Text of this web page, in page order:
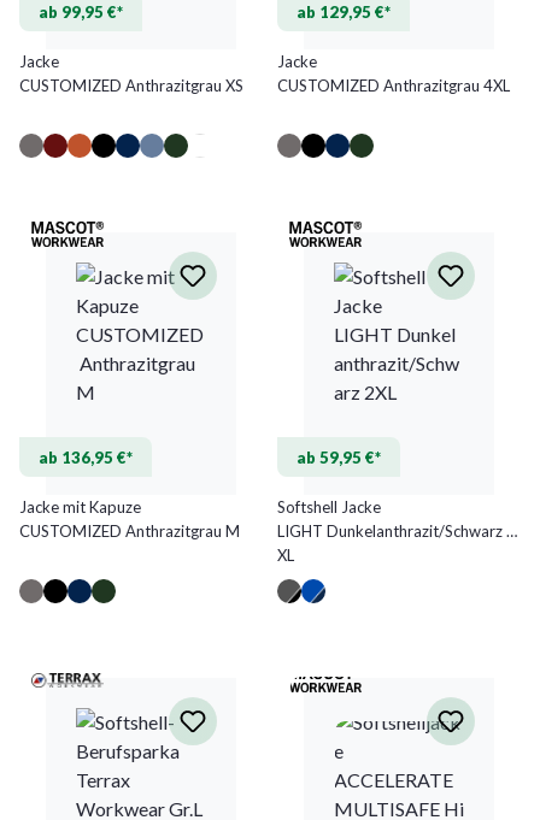
ab 99,95 €*
Jacke
CUSTOMIZED Anthrazitgrau XS
ab 129,95 €*
Jacke
CUSTOMIZED Anthrazitgrau 4XL
ab 136,95 €*
Jacke mit Kapuze
CUSTOMIZED Anthrazitgrau M
ab 59,95 €*
Softshell Jacke
LIGHT Dunkelanthrazit/Schwarz 2
XL